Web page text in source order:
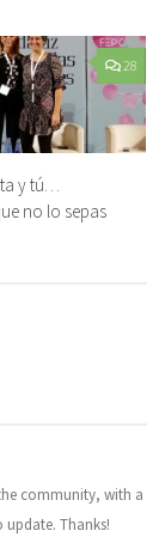
28
y tú…
no lo sepas
community, with a
Thanks!